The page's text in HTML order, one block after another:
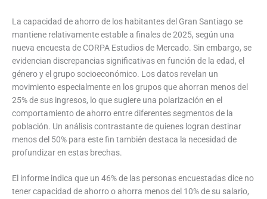
La capacidad de ahorro de los habitantes del Gran Santiago se
mantiene relativamente estable a finales de 2025, según una
nueva encuesta de CORPA Estudios de Mercado. Sin embargo, se
evidencian discrepancias significativas en función de la edad, el
género y el grupo socioeconómico. Los datos revelan un
movimiento especialmente en los grupos que ahorran menos del
25% de sus ingresos, lo que sugiere una polarización en el
comportamiento de ahorro entre diferentes segmentos de la
población. Un análisis contrastante de quienes logran destinar
menos del 50% para este fin también destaca la necesidad de
profundizar en estas brechas.
El informe indica que un 46% de las personas encuestadas dice no
tener capacidad de ahorro o ahorra menos del 10% de su salario,